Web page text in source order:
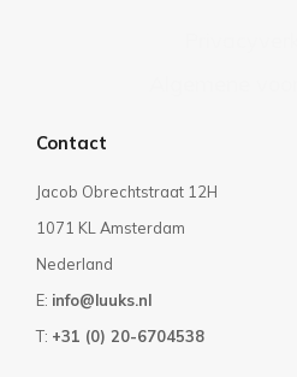
Contact
Jacob Obrechtstraat 12H
1071 KL Amsterdam
Nederland
E: info@luuks.nl
T: +31 (0) 20-6704538